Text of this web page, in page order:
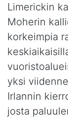
Limerickin
Moherin
korkeimpia
yksi
Irlannin
josta